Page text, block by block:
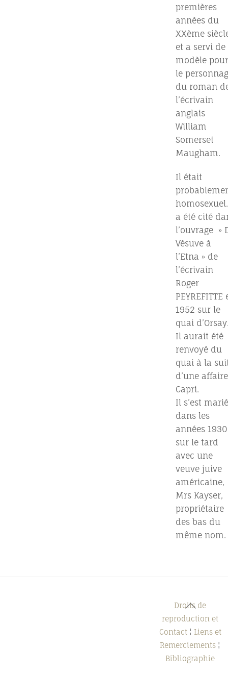
premières
années du
XXème
et a servi de
modèle pour
le
du roman
l’écrivain
anglais
William
Somerset
Maugham.
Il était
a été cité
l’ouvrage »
Vésuve à
l’Etna » de
l’écrivain
Roger
PEYREFITTE
1952 sur le
quai
Il aurait été
renvoyé du
quai à la
d’une
Capri.
Il s’est marié
dans les
années 1930
sur le tard
avec une
veuve juive
américaine,
Mrs Kayser,
propriétaire
des bas du
même nom.
Back
To
Top
Droits de
reproduction et
Contact¦ Liens et
Remerciements ¦
Bibliographie